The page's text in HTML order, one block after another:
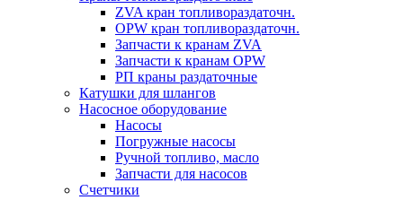
ZVA кран топливораздаточн.
OPW кран топливораздаточн.
Запчасти к кранам ZVA
Запчасти к кранам OPW
РП краны раздаточные
Катушки для шлангов
Насосное оборудование
Насосы
Погружные насосы
Ручной топливо, масло
Запчасти для насосов
Счетчики